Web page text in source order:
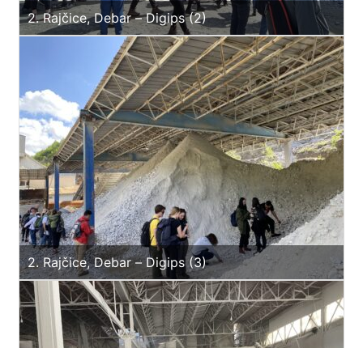
2. Rajčice, Debar – Digips (2)
2. Rajčice, Debar – Digips (3)